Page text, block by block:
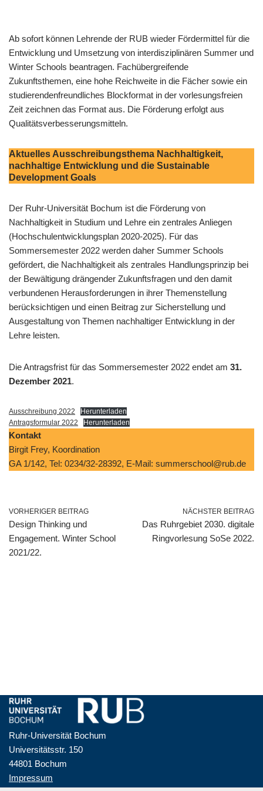
Ab sofort können Lehrende der RUB wieder Fördermittel für die
Entwicklung und Umsetzung von interdisziplinären Summer und
Winter Schools beantragen. Fachübergreifende
Zukunftsthemen, eine hohe Reichweite in die Fächer sowie ein
studierendenfreundliches Blockformat in der vorlesungsfreien
Zeit zeichnen das Format aus. Die Förderung erfolgt aus
Qualitätsverbesserungsmitteln.
Aktuelles Ausschreibungsthema Nachhaltigkeit,
nachhaltige Entwicklung und die Sustainable
Development Goals
Der Ruhr-Universität Bochum ist die Förderung von
Nachhaltigkeit in Studium und Lehre ein zentrales Anliegen
(Hochschulentwicklungsplan 2020-2025). Für das
Sommersemester 2022 werden daher Summer Schools
gefördert, die Nachhaltigkeit als zentrales Handlungsprinzip bei
der Bewältigung drängender Zukunftsfragen und den damit
verbundenen Herausforderungen in ihrer Themenstellung
berücksichtigen und einen Beitrag zur Sicherstellung und
Ausgestaltung von Themen nachhaltiger Entwicklung in der
Lehre leisten.
Die Antragsfrist für das Sommersemester 2022 endet am 31.
Dezember 2021.
Ausschreibung 2022
Herunterladen
Antragsformular 2022
Herunterladen
Kontakt
Birgit Frey, Koordination
GA 1/142, Tel: 0234/32-28392, E-Mail: summerschool@rub.de
VORHERIGER BEITRAG
Design Thinking und
Engagement. Winter School
2021/22.
NÄCHSTER BEITRAG
Das Ruhrgebiet 2030. digitale
Ringvorlesung SoSe 2022.
Ruhr-Universität Bochum
Universitätsstr. 150
44801 Bochum
Impressum